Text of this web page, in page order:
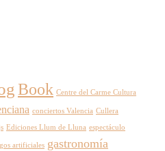
Book Centre del Carme Cultura
conciertos Valencia Cullera
Ediciones Llum de Lluna espectáculo
artificiales gastronomía